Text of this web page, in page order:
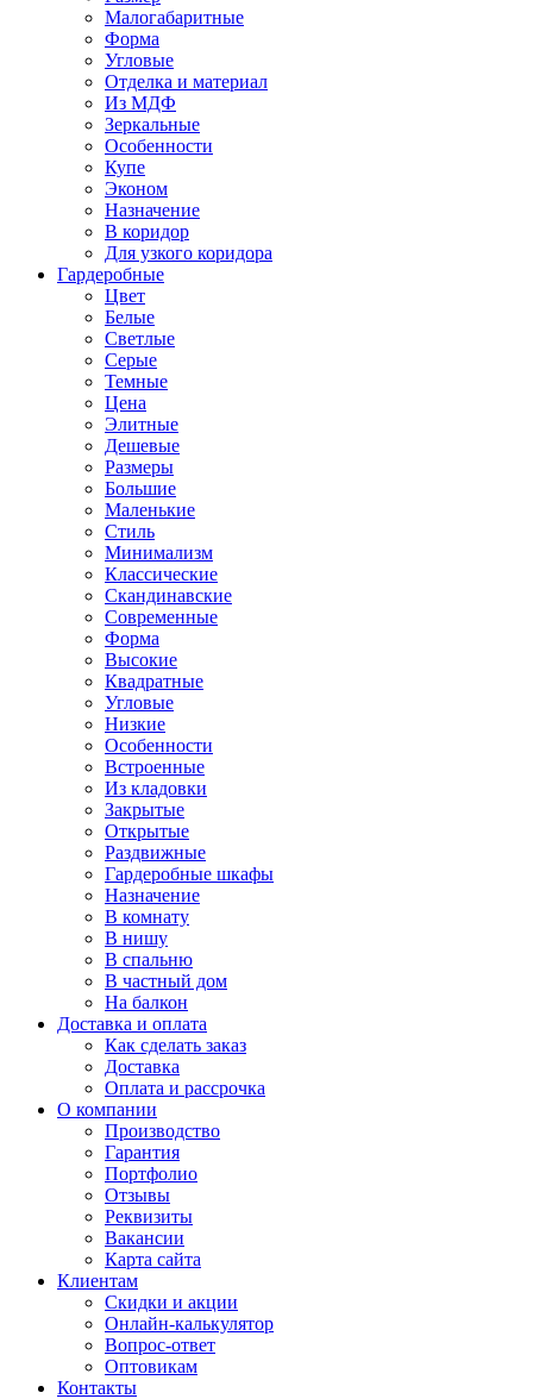
Малогабаритные
Форма
Угловые
Отделка и материал
Из МДФ
Зеркальные
Особенности
Купе
Эконом
Назначение
В коридор
Для узкого коридора
Гардеробные
Цвет
Белые
Светлые
Серые
Темные
Цена
Элитные
Дешевые
Размеры
Большие
Маленькие
Стиль
Минимализм
Классические
Скандинавские
Современные
Форма
Высокие
Квадратные
Угловые
Низкие
Особенности
Встроенные
Из кладовки
Закрытые
Открытые
Раздвижные
Гардеробные шкафы
Назначение
В комнату
В нишу
В спальню
В частный дом
На балкон
Доставка и оплата
Как сделать заказ
Доставка
Оплата и рассрочка
О компании
Производство
Гарантия
Портфолио
Отзывы
Реквизиты
Вакансии
Карта сайта
Клиентам
Скидки и акции
Онлайн-калькулятор
Вопрос-ответ
Оптовикам
Контакты